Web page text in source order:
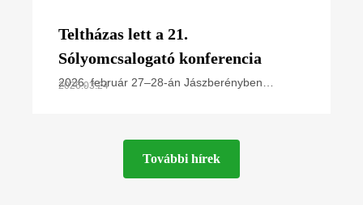
Teltházas lett a 21.
Sólyomcsalogató konferencia
2026. február 27–28-án Jászberényben
2026.03.24
További hírek